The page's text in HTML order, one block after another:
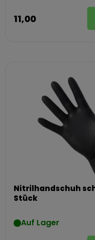
11,00
Nitrilhandschuh
Stück
Auf Lager